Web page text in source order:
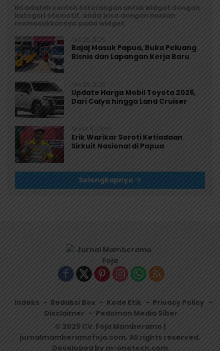
Ini adalah contoh keterangan untuk widget dengan
kategori otomotif, anda bisa dengan mudah
memasukkannya pada widget.
Mei 29, 2026
Bajaj Masuk Papua, Buka Peluang
Bisnis dan Lapangan Kerja Baru
Mei 29, 2026
Update Harga Mobil Toyota 2026,
Dari Calya hingga Land Cruiser
Maret 5, 2026
Erik Warikar Soroti Ketiadaan
Sirkuit Nasional di Papua
Selengkapnya
Indeks Redaksi Box Kode Etik
Privacy Policy
Disclaimer
Pedoman Media Siber
© 2026 CV. Foja Mamberamo |
jurnalmamberamofoja.com. All rights reserved.
Developed by m-onetech.com